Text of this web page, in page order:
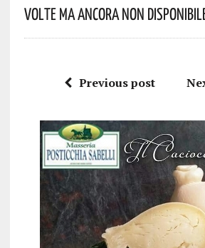
Volte Ma Ancora Non
Previous post